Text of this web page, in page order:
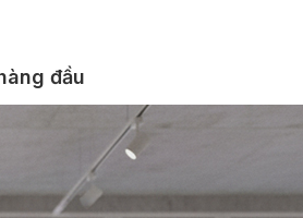
đầu